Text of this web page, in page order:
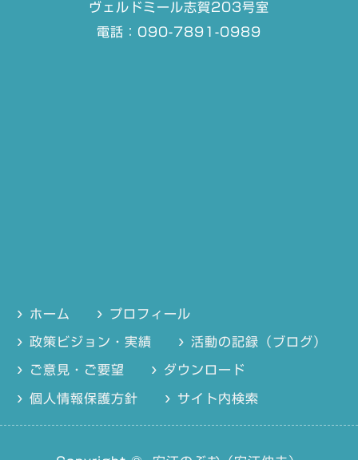
ヴェルドミール志賀203号室
電話：090-7891-0989
ホーム プロフィール
政策ビジョン・実績 活動の記録（ブログ）
ご意見・ご要望 ダウンロード
個人情報保護方針 サイト内検索